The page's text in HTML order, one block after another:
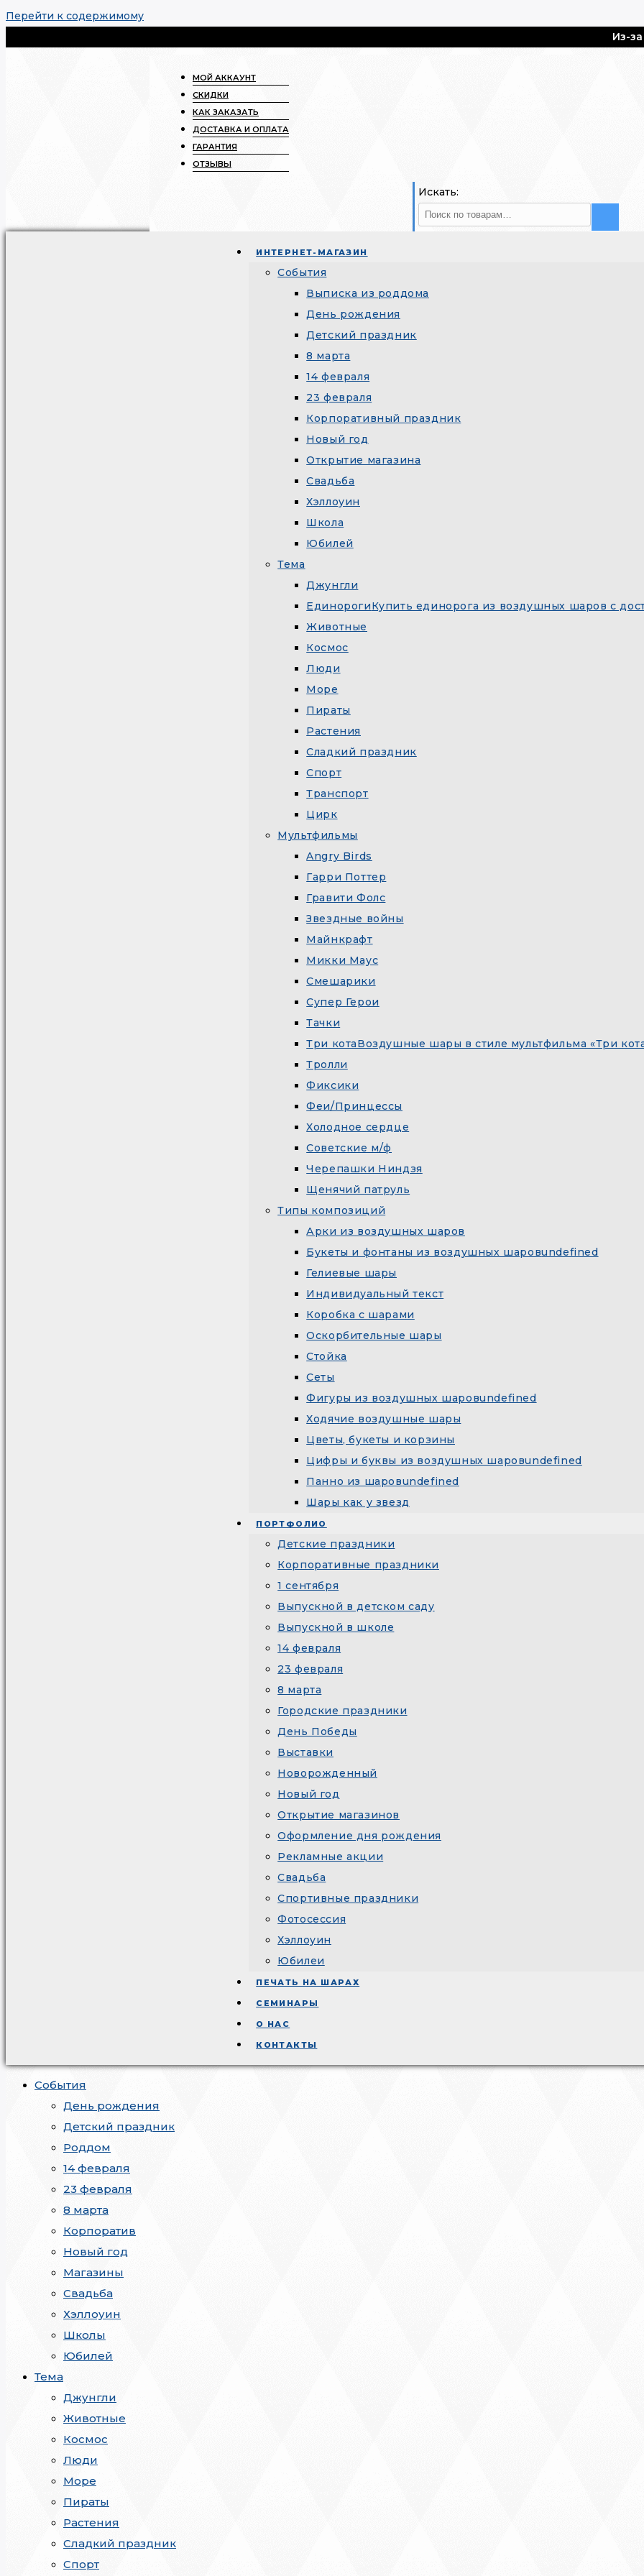
Перейти к содержимому
Из-за
МОЙ АККАУНТ
СКИДКИ
КАК ЗАКАЗАТЬ
ДОСТАВКА И ОПЛАТА
ГАРАНТИЯ
ОТЗЫВЫ
Искать:
ИНТЕРНЕТ-МАГАЗИН
События
Выписка из роддома
День рождения
Детский праздник
8 марта
14 февраля
23 февраля
Корпоративный праздник
Новый год
Открытие магазина
Свадьба
Хэллоуин
Школа
Юбилей
Тема
Джунгли
ЕдинорогиКупить единорога из воздушных шаров с
Животные
Космос
Люди
Море
Пираты
Растения
Сладкий праздник
Спорт
Транспорт
Цирк
Мультфильмы
Angry Birds
Гарри Поттер
Гравити Фолс
Звездные войны
Майнкрафт
Микки Маус
Смешарики
Супер Герои
Тачки
Три котаВоздушные шары в стиле мультфильма «Три
Тролли
Фиксики
Феи/Принцессы
Холодное сердце
Советские м/ф
Черепашки Ниндзя
Щенячий патруль
Типы композиций
Арки из воздушных шаров
Букеты и фонтаны из воздушных шаровundefined
Гелиевые шары
Индивидуальный текст
Коробка с шарами
Оскорбительные шары
Стойка
Сеты
Фигуры из воздушных шаровundefined
Ходячие воздушные шары
Цветы, букеты и корзины
Цифры и буквы из воздушных шаровundefined
Панно из шаровundefined
Шары как у звезд
ПОРТФОЛИО
Детские праздники
Корпоративные праздники
1 сентября
Выпускной в детском саду
Выпускной в школе
14 февраля
23 февраля
8 марта
Городские праздники
День Победы
Выставки
Новорожденный
Новый год
Открытие магазинов
Оформление дня рождения
Рекламные акции
Свадьба
Спортивные праздники
Фотосессия
Хэллоуин
Юбилеи
ПЕЧАТЬ НА ШАРАХ
СЕМИНАРЫ
О НАС
КОНТАКТЫ
События
День рождения
Детский праздник
Роддом
14 февраля
23 февраля
8 марта
Корпоратив
Новый год
Магазины
Свадьба
Хэллоуин
Школы
Юбилей
Тема
Джунгли
Животные
Космос
Люди
Море
Пираты
Растения
Сладкий праздник
Спорт